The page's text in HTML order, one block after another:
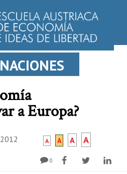
a Europa?
A A A A
0